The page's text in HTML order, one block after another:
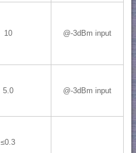
10 @-3dBm input
5.0 @-3dBm input
≤0.3